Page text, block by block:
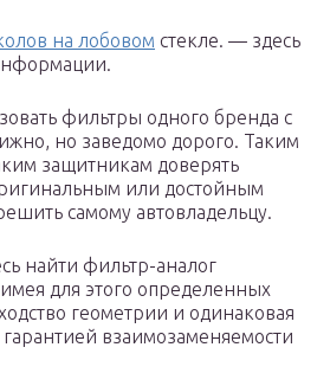
на лобовом стекле. — здесь
фильтры одного бренда с
но заведомо дорого. Таким
защитникам доверять
или достойным
самому автовладельцу.
найти фильтр-аналог
для этого определенных
геометрии и одинаковая
взаимозаменяемости